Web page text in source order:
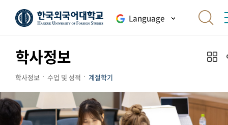
Language
학사정보
학사정보 수업 및 성적 계절학기